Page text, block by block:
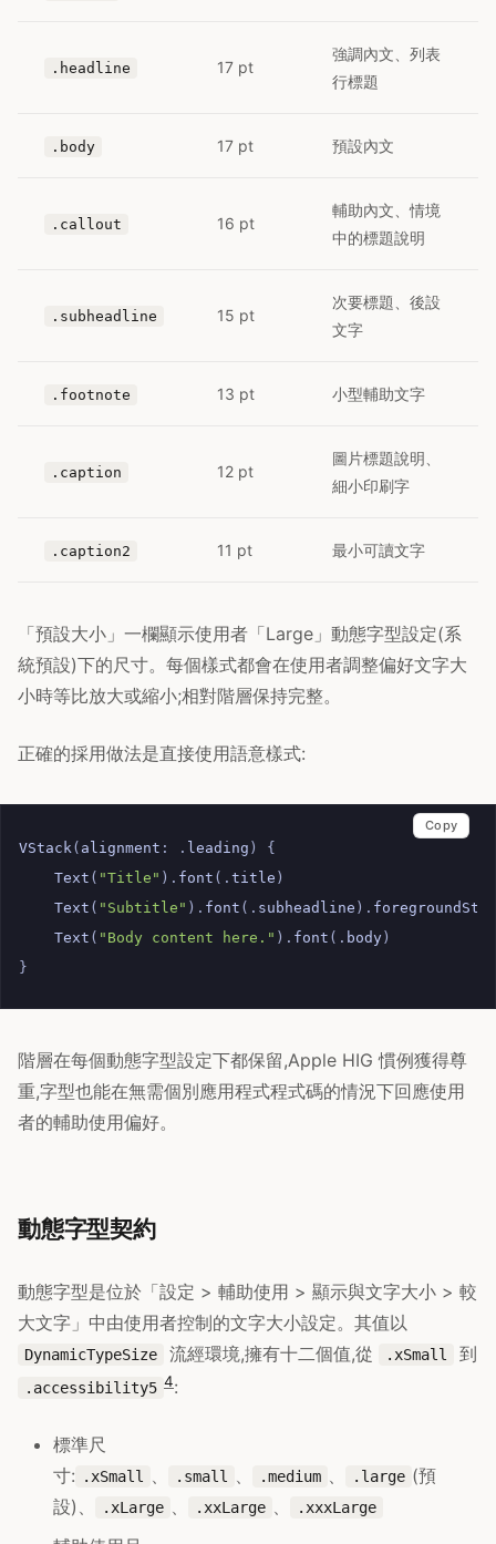
.headline 17 pt
強調內文、列表
行標題
.body 17 pt 預設內文
.callout 16 pt
輔助內文、情境
中的標題說明
.subheadline 15 pt
次要標題、後設
文字
.footnote 13 pt 小型輔助文字
.caption 12 pt
圖片標題說明、
細小印刷字
.caption2 11 pt 最小可讀文字
「預設大小」一欄顯示使用者「Large」動態字型設定(系
統預設)下的尺寸。每個樣式都會在使用者調整偏好文字大
小時等比放大或縮小;相對階層保持完整。
正確的採用做法是直接使用語意樣式:
VStack ( alignment : . leading )
{
Text ( "Title" ). font (. title )
Text ( "Subtitle" ). font (. subheadline ).
Text ( "Body content here." ). font (. body)
}
Copy
階層在每個動態字型設定下都保留,Apple HIG 慣例獲得尊
重,字型也能在無需個別應用程式程式碼的情況下回應使用
者的輔助使用偏好。
動態字型契約
動態字型是位於「設定 > 輔助使用 > 顯示與文字大小 > 較
大文字」中由使用者控制的文字大小設定。其值以
DynamicTypeSize 流經環境,擁有十二個值,從 .xSmall 到
.accessibility5 4:
標準尺
寸:
.xSmall .small .medium .large (預
設)、
.xLarge .xxLarge .xxxLarge